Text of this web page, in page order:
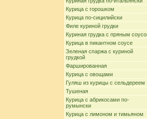
Курица с горошком
Курица по-сицилийски
Филе куриной грудки
Куриная грудка с пряным
Курица в пикантном соусе
Зеленая спаржа с куриной
грудкой
Фаршированная
Курица с овощами
Гуляш из курицы с сельдереем
Тушеная
Курица с абрикосами по-
румынски
Курица с лимоном и тимьяном